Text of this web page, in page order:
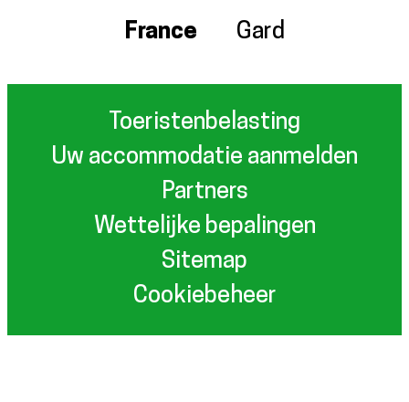
France Gard
Toeristenbelasting
Uw accommodatie aanmelden
Partners
Wettelijke bepalingen
Sitemap
Cookiebeheer